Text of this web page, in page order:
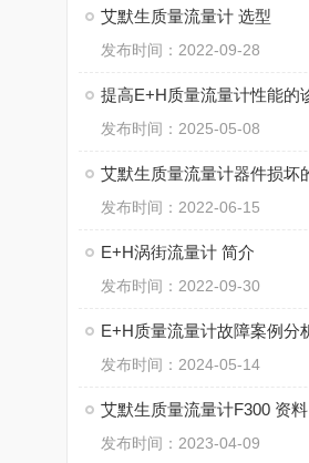
艾默生质量流量计 选型
发布时间：2022-09-28
发布时间：2025-05-08
发布时间：2022-06-15
E+H涡街流量计 简介
发布时间：2022-09-30
发布时间：2024-05-14
艾默生质量流量计F300 资料
发布时间：2023-04-09